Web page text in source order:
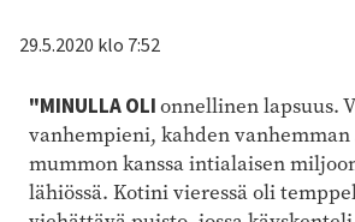
29.5.2020 klo 7:52
"MINULLA OLIonnellinen lapsuus.
vanhempieni, kahden vanhemman
mummon kanssa intialaisen
lähiössä. Kotini vieressä oli